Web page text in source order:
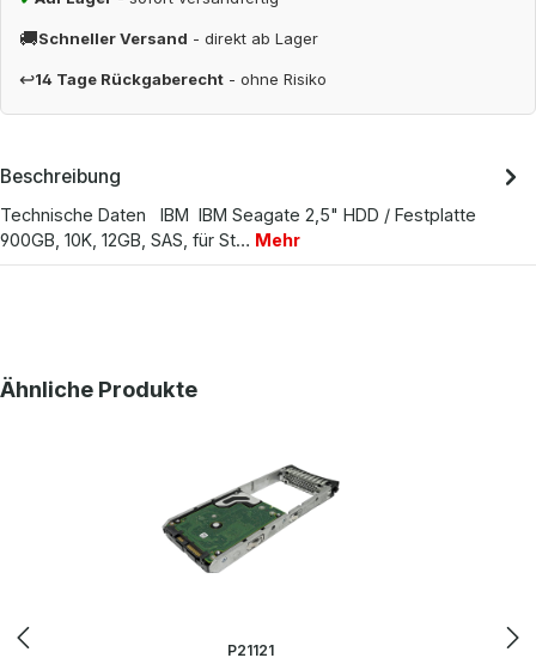
🚚Schneller Versand - direkt ab Lager
↩14 Tage Rückgaberecht - ohne Risiko
Beschreibung
Technische Daten IBM IBM Seagate 2,5" HDD / Festplatte
900GB, 10K, 12GB, SAS, für St… Mehr
Produktgalerie überspringen
Ähnliche Produkte
P21121